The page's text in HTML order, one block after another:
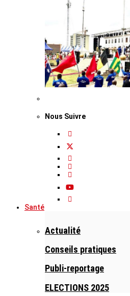
Nous Suivre
Santé
Actualité
Conseils pratiques
Publi-reportage
ELECTIONS 2025